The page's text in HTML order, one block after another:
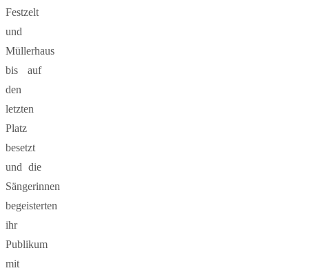
Festzelt
und
Müllerhaus
bis auf
den
letzten
Platz
besetzt
und die
Sängerinnen
begeisterten
ihr
Publikum
mit